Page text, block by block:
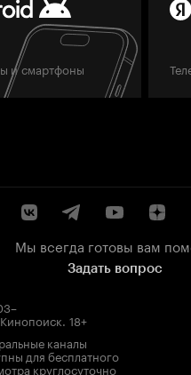
и смартфоны
Мы всегда готовы вам
Задать вопрос
Кинопоиск. 18+
каналы
для бесплатного
круглосуточно